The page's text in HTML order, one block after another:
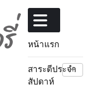
หน้าแรก
สาระดีประจำ
สัปดาห์
+